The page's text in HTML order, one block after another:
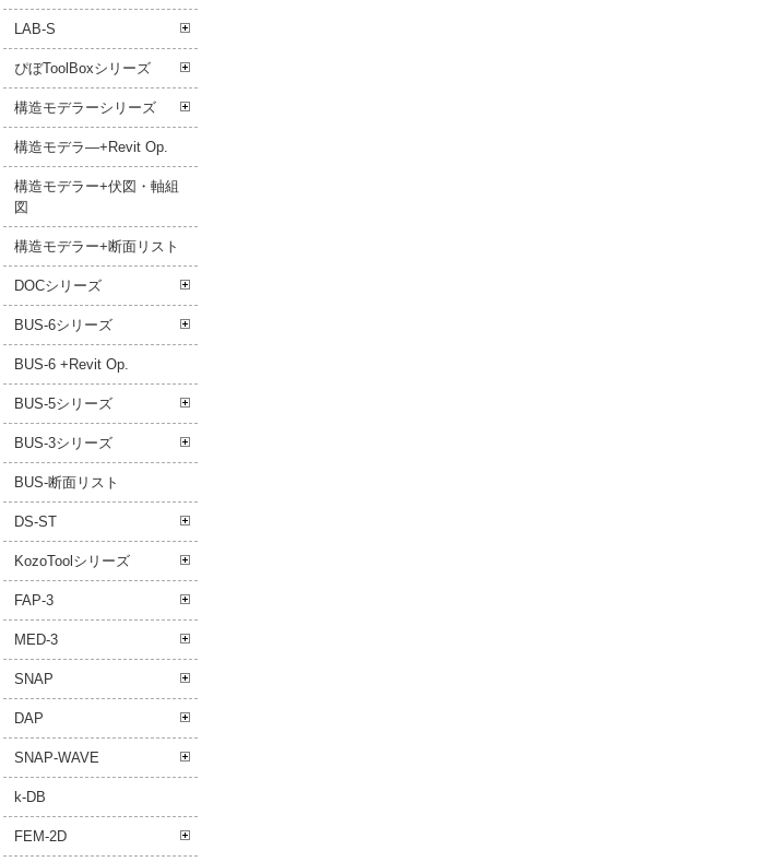
LAB-S
ぴぼToolBoxシリーズ
構造モデラーシリーズ
構造モデラ―+Revit Op.
構造モデラー+伏図・軸組
図
構造モデラー+断面リスト
DOCシリーズ
BUS-6シリーズ
BUS-6 +Revit Op.
BUS-5シリーズ
BUS-3シリーズ
BUS-断面リスト
DS-ST
KozoToolシリーズ
FAP-3
MED-3
SNAP
DAP
SNAP-WAVE
k-DB
FEM-2D